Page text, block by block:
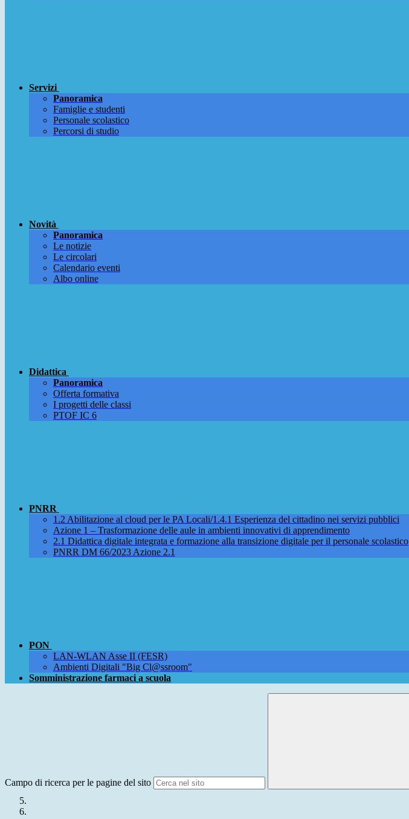
Servizi
Panoramica
Famiglie e studenti
Personale scolastico
Percorsi di studio
Novità
Panoramica
Le notizie
Le circolari
Calendario eventi
Albo online
Didattica
Panoramica
Offerta formativa
I progetti delle classi
PTOF IC 6
PNRR
1.2 Abilitazione al cloud per le PA Locali/1.4.1 Esperienza del cittadino nei servizi pubblici
Azione 1 – Trasformazione delle aule in ambienti innovativi di apprendimento
2.1 Didattica digitale integrata e formazione alla transizione digitale per il personale scolastico
PNRR DM 66/2023 Azione 2.1
PON
LAN-WLAN Asse II (FESR)
Ambienti Digitali "Big Cl@ssroom"
Somministrazione farmaci a scuola
Campo di ricerca per le pagine del sito